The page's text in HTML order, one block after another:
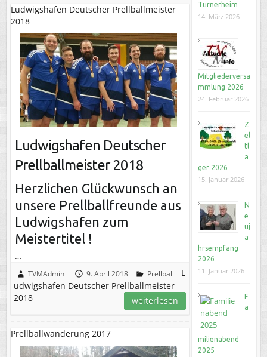
Ludwigshafen Deutscher Prellballmeister
2018
Ludwigshafen Deutscher
Prellballmeister 2018
Herzlichen Glückwunsch an
unsere Prellballfreunde aus
Ludwigshafen zum
Meistertitel !
…
TVMAdmin 9. April 2018 Prellball
L
udwigshafen Deutscher Prellballmeister
2018
weiterlesen
Prellballwanderung 2017
Turnerheim
14. März 2026
Mitgliederversa
mmlung 2026
24. Februar 2026
Z
el
tl
a
ger 2026
15. Januar 2026
N
e
uj
a
hrsempfang
2026
11. Januar 2026
F
a
milienabend
2025